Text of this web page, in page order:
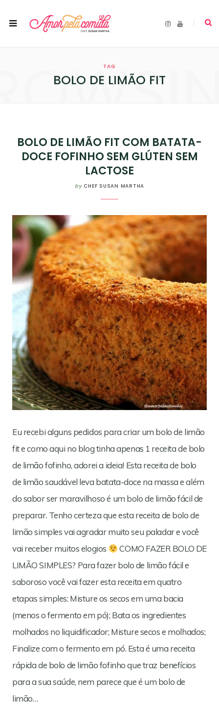
I
Y
TAG
BOLO DE LIMÃO FIT
BOLO DE LIMÃO FIT COM BATATA-
DOCE FOFINHO SEM GLÚTEN SEM
LACTOSE
by CHEF SUSAN MARTHA
Eu recebi alguns pedidos para criar um bolo de limão
fit e como aqui no blog tinha apenas 1 receita de bolo
de limão fofinho, adorei a ideia! Esta receita de bolo
de limão saudável leva batata-doce na massa e além
do sabor ser maravilhoso é um bolo de limão fácil de
preparar. Tenho certeza que esta receita de bolo de
limão simples vai agradar muito seu paladar e você
vai receber muitos elogios
COMO FAZER BOLO DE
LIMÃO SIMPLES? Para fazer bolo de limão fácil e
saboroso você vai fazer esta receita em quatro
etapas simples: Misture os secos em uma bacia
(menos o fermento em pó); Bata os ingredientes
molhados no liquidificador; Misture secos e molhados;
Finalize com o fermento em pó. Esta é uma receita
rápida de bolo de limão fofinho que traz benefícios
para a sua saúde, nem parece que é um bolo de
limão…